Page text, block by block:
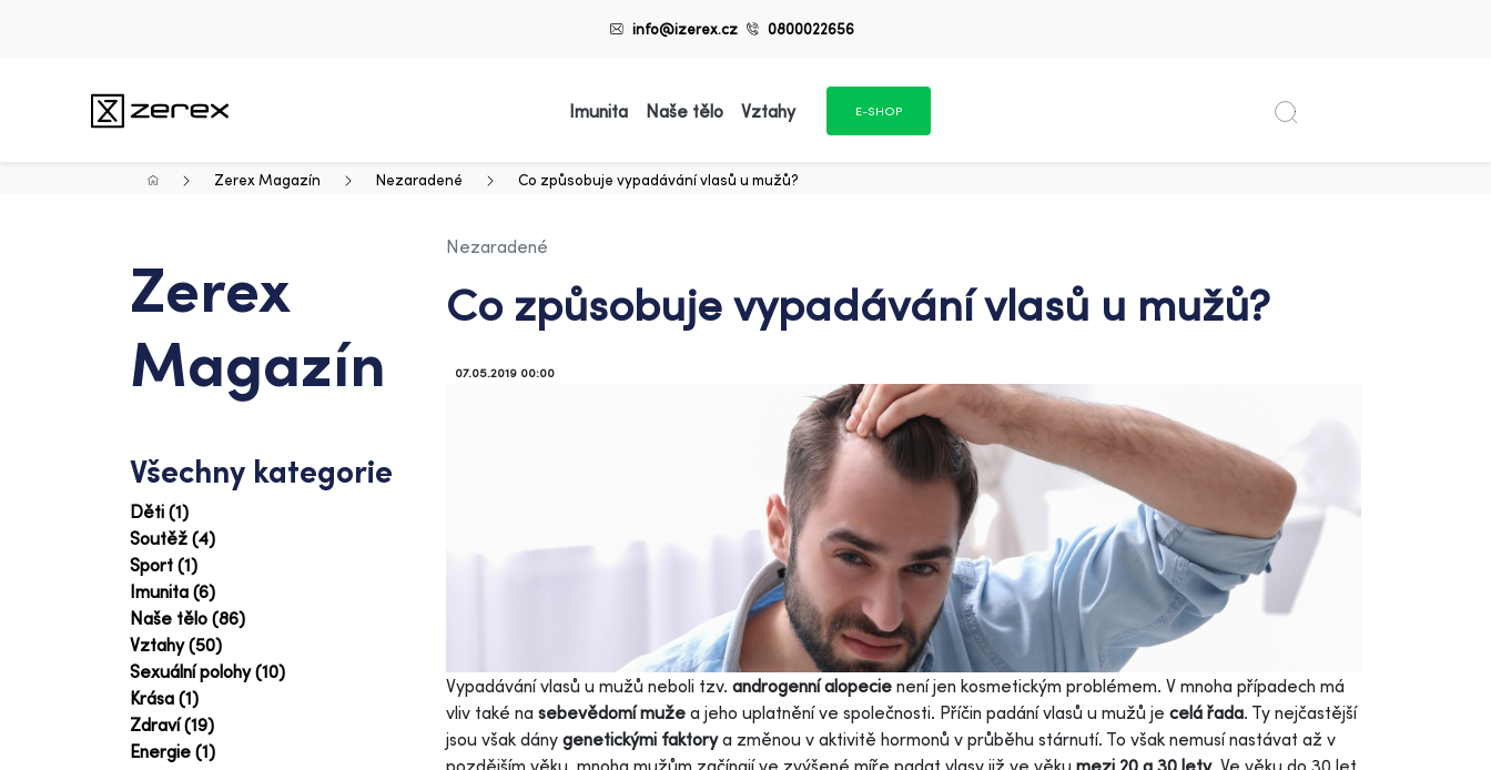
info@izerex.cz 0800022656
Imunita Naše tělo Vztahy E-SHOP
Zerex Magazín Nezaradené Co způsobuje vypadávání vlasů u mužů?
Zerex
Magazín
Všechny kategorie
Děti (1)
Soutěž (4)
Sport (1)
Imunita (6)
Naše tělo (86)
Vztahy (50)
Sexuální polohy (10)
Krása (1)
Zdraví (19)
Energie (1)
Nezaradené
Co způsobuje vypadávání vlasů u mužů?
07.05.2019 00:00
Vypadávání vlasů u mužů neboli tzv. androgenní alopecie není jen kosmetickým problémem. V mnoha případech má
vliv také na sebevědomí muže a jeho uplatnění ve společnosti. Příčin padání vlasů u mužů je celá řada. Ty nejčastější
jsou však dány genetickými faktorya změnou v aktivitě hormonů v průběhu stárnutí. To však nemusí nastávat až v